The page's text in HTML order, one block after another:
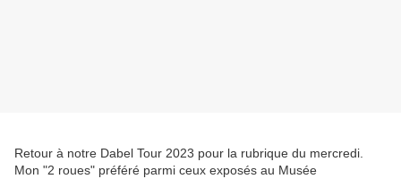
Retour à notre Dabel Tour 2023 pour la rubrique du mercredi.
Mon "2 roues" préféré parmi ceux exposés au Musée